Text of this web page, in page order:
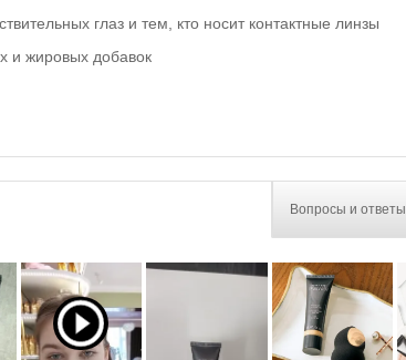
глаз и тем, кто носит контактные линзы
и жировых добавок
Вопросы и ответы